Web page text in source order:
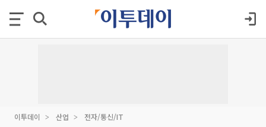
이투데이 산업 전자/통신/IT